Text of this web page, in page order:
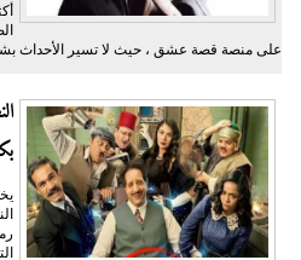
على منصة قصة عشق ، حيث لا تسير الأحداث